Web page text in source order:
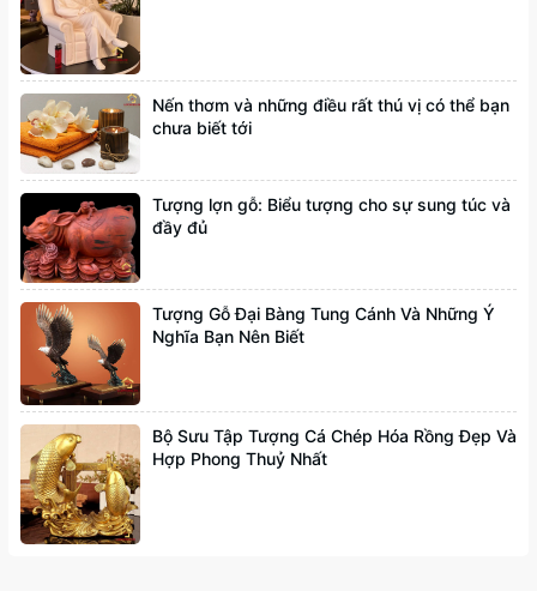
Nến thơm và những điều rất thú vị có thể bạn
chưa biết tới
Tượng lợn gỗ: Biểu tượng cho sự sung túc và
đầy đủ
Tượng Gỗ Đại Bàng Tung Cánh Và Những Ý
Nghĩa Bạn Nên Biết
Bộ Sưu Tập Tượng Cá Chép Hóa Rồng Đẹp Và
Hợp Phong Thuỷ Nhất